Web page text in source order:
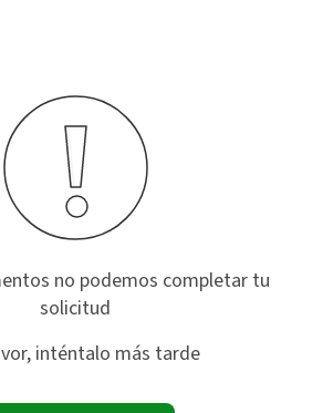
no podemos completar tu
solicitud
inténtalo más tarde